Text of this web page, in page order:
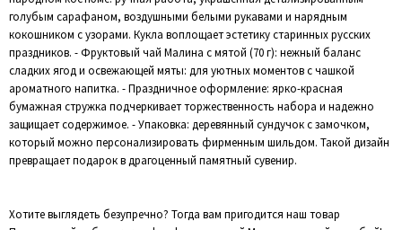
голубым сарафаном, воздушными белыми рукавами и нарядным
кокошником с узорами. Кукла воплощает эстетику старинных русских
праздников. - Фруктовый чай Малина с мятой (70 г): нежный баланс
сладких ягод и освежающей мяты: для уютных моментов с чашкой
ароматного напитка. - Праздничное оформление: ярко-красная
бумажная стружка подчеркивает торжественность набора и надежно
защищает содержимое. - Упаковка: деревянный сундучок с замочком,
который можно персонализировать фирменным шильдом. Такой дизайн
превращает подарок в драгоценный памятный сувенир.
Хотите выглядеть безупречно? Тогда вам пригодится наш товар